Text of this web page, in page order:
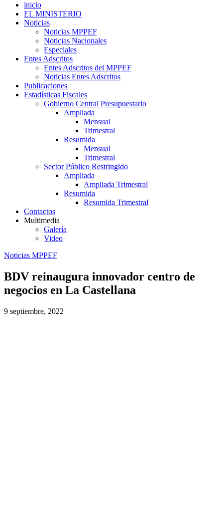
inicio
EL MINISTERIO
Noticias
Noticias MPPEF
Noticias Nacionales
Especiales
Entes Adscritos
Entes Adscritos del MPPEF
Noticias Entes Adscritos
Publicaciones
Estadísticas Fiscales
Gobierno Central Presupuestario
Ampliada
Mensual
Trimestral
Resumida
Mensual
Trimestral
Sector Público Restringido
Ampliada
Ampliada Trimestral
Resumida
Resumida Trimestral
Contactos
Multimedia
Galería
Video
Noticias MPPEF
BDV reinaugura innovador centro de
negocios en La Castellana
9 septiembre, 2022